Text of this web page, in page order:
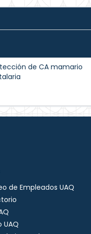
de CA mamario
de Empleados UAQ
UAQ